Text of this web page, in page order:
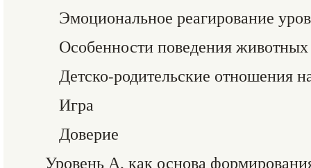
Эмоциональное реагирование
Особенности поведения
Детско-родительские отношения
Игра
Доверие
Уровень А, как основа